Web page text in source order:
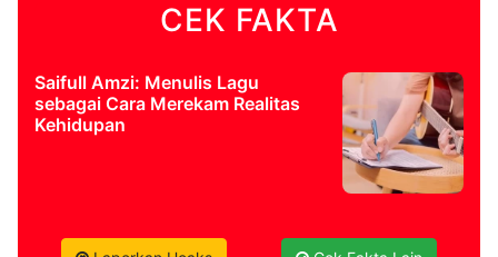
CEK FAKTA
Saifull Amzi: Menulis Lagu
sebagai Cara Merekam Realitas
Kehidupan